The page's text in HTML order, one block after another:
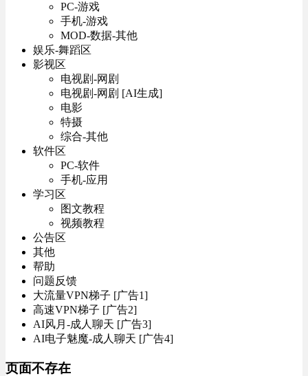
PC-游戏
手机-游戏
MOD-数据-其他
娱乐-舞蹈区
影视区
电视剧-网剧
电视剧-网剧 [AI生成]
电影
特摄
综合-其他
软件区
PC-软件
手机-应用
学习区
图文教程
视频教程
公告区
其他
帮助
问题反馈
大流量VPN梯子 [广告1]
高速VPN梯子 [广告2]
AI风月-成人聊天 [广告3]
AI电子魅魔-成人聊天 [广告4]
页面不存在